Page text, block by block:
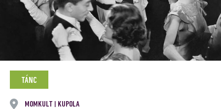
TÁNC
MOMKULT KUPOLA